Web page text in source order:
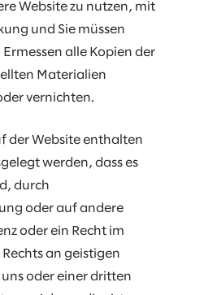
Website zu nutzen, mit
und Sie müssen
alle Kopien der
Materialien
vernichten.
der Website enthalten
werden, dass es
durch
oder auf andere
oder ein Recht im
Rechts an geistigen
oder einer dritten